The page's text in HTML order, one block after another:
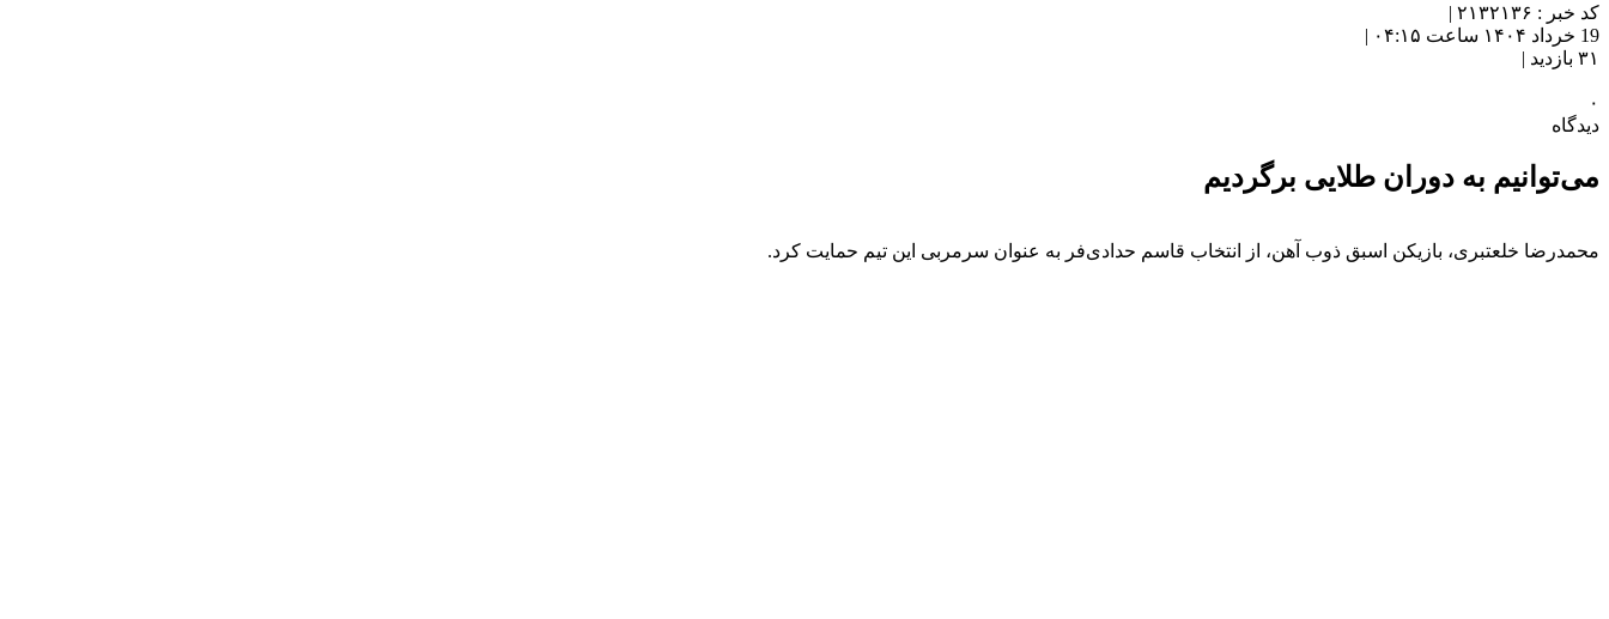
کد خبر : ۲۱۳۲۱۳۶ |
19 خرداد ۱۴۰۴ ساعت ۰۴:۱۵ |
۳۱ بازدید |
۰
دیدگاه
می‌توانیم به دوران طلایی برگردیم
محمدرضا خلعتبری، بازیکن اسبق ذوب آهن، از انتخاب قاسم حدادی‌فر به عنوان سرمربی این تیم حمایت کرد.